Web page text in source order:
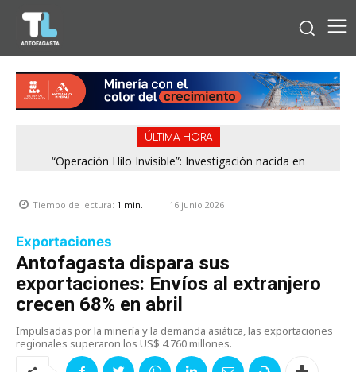
ÚLTIMA HORA
“Operación Hilo Invisible”: Investigación nacida en
Tiempo de lectura: 1 min. 16 junio 2026
Exportaciones
Antofagasta dispara sus
exportaciones: Envíos al extranjero
crecen 68% en abril
Impulsadas por la minería y la demanda asiática, las exportaciones
regionales superaron los US$ 4.760 millones.